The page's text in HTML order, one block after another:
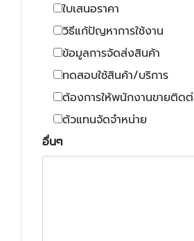
ใบเสนอราคา
วิธีแก้ปัญหาการใช้งาน
ข้อมูลการจัดส่งสินค้า
ทดสอบใช้สินค้า/บริการ
ต้องการให้พนักงานขายติด
ตัวแทนจัดจำหน่าย
อื่นๆ